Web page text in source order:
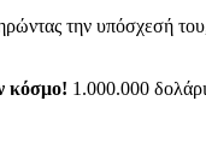
την υπόσχεσή
1.000.000